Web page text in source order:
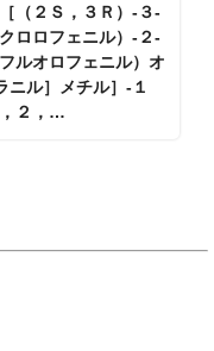
（２Ｓ，３Ｒ）‐３‐
クロロフェニル）‐２‐
フルオロフェニル）オ
ニル］メチル］‐１
，２，…